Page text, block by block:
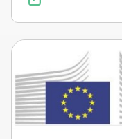
Директива
надлежащей
проверке
корпоративной
устойчивости: